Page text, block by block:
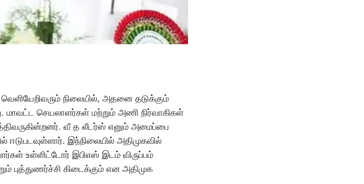
நிலையில், அதனை தடுக்கும்
செயலாளர்கள் மற்றும் அணி நிர்வாகிகள்
வீ த லீடர்ஸ் எனும் அமைப்பை
இந்நிலையில் அதிமுகவில்
உள்ளிட்டோர் இபிஎஸ் இடம் விருப்பம்
புத்துணர்ச்சி கிடைக்கும் என அதிமுக